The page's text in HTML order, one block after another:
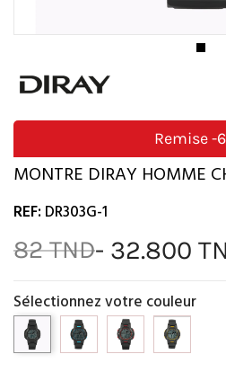
Remise-
MONTRE DIRAY HOMME
REF: DR303G-1
82 TND- 32.800
Sélectionnez votre couleur